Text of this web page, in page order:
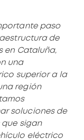
paso
de
en Cataluña,
una
superior a la
región
soluciones de
sigan
eléctrico